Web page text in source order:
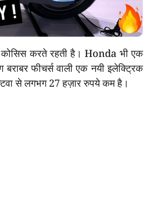
कोसिस करते रहती है। Honda भी एक
फीचर्स वाली एक नयी इलेक्ट्रिक
से लगभग 27 हज़ार रुपये कम है।